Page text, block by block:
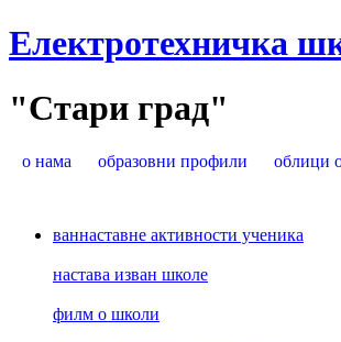
Електротехничка
"Стари град"
о нама образовни профили облици
ваннаставне активности ученика
настава изван школе
филм о школи